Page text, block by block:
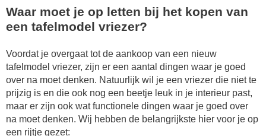
Waar moet je op letten bij het kopen van
een tafelmodel vriezer?
Voordat je overgaat tot de aankoop van een nieuw
tafelmodel vriezer, zijn er een aantal dingen waar je goed
over na moet denken. Natuurlijk wil je een vriezer die niet te
prijzig is en die ook nog een beetje leuk in je interieur past,
maar er zijn ook wat functionele dingen waar je goed over
na moet denken. Wij hebben de belangrijkste hier voor je op
een rijtje gezet: